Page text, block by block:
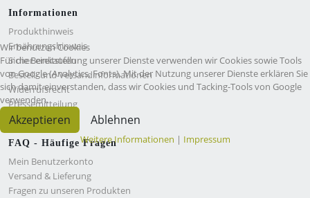
Informationen
Produkthinweis
Ernährungshinweis
Sicher einkaufen
Bestell- und Versandinformationen
Widerrufsrecht
Pressemitteilung
AGB
FAQ - Häufige Fragen
Mein Benutzerkonto
Versand & Lieferung
Fragen zu unseren Produkten
Wir benutzen Cookies
Für die Bereitstellung unserer Dienste verwenden wir Cookies sowie Tools
von Google (Analytics, Fonts). Mit der Nutzung unserer Dienste erklären Sie
sich damit einverstanden, dass wir Cookies und Tacking-Tools von Google
verwenden.
Akzeptieren Ablehnen
Weitere Informationen | Impressum